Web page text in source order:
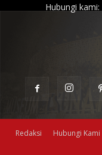
Hubungi kami:
Redaksi Hubungi Kami